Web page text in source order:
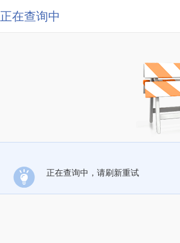
正在查询中
正在查询中，请刷新重试